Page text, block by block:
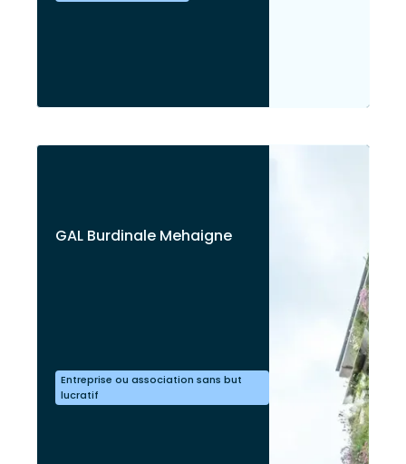
GAL Burdinale Mehaigne
Entreprise ou association sans but
lucratif